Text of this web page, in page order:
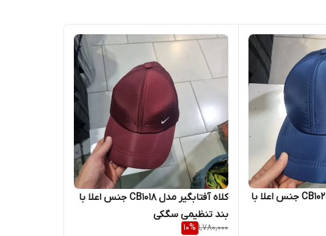
کلاه آفتابگیر مدل CB1020 جنس اعلا با
کلاه آفتابگیر مدل CB1018 جنس اعلا با
بند تنظیمی سگکی
1,780,000
10%